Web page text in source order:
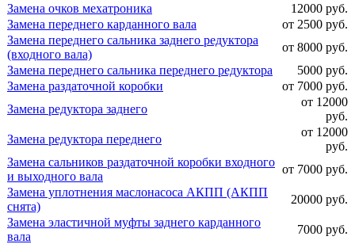
Замена очков мехатроника
12000 руб.
Замена переднего карданного вала
от 2500 руб.
Замена переднего сальника заднего редуктора
(входного вала)
от 8000 руб.
Замена переднего сальника переднего редуктора
5000 руб.
Замена раздаточной коробки
от 7000 руб.
Замена редуктора заднего
от 12000
руб.
Замена редуктора переднего
от 12000
руб.
Замена сальников раздаточной коробки входного
и выходного вала
от 7000 руб.
Замена уплотнения маслонасоса АКПП (АКПП
снята)
20000 руб.
Замена эластичной муфты заднего карданного
вала
7000 руб.